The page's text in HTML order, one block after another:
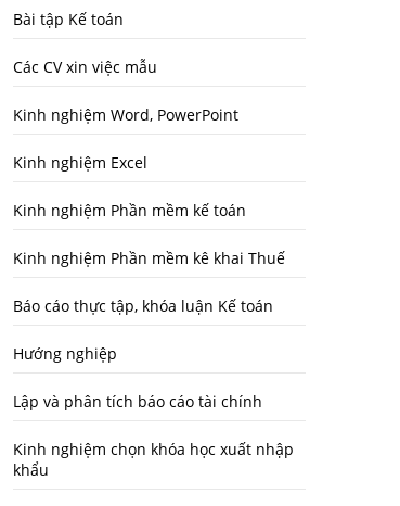
Bài tập Kế toán
Các CV xin việc mẫu
Kinh nghiệm Word, PowerPoint
Kinh nghiệm Excel
Kinh nghiệm Phần mềm kế toán
Kinh nghiệm Phần mềm kê khai Thuế
Báo cáo thực tập, khóa luận Kế toán
Hướng nghiệp
Lập và phân tích báo cáo tài chính
Kinh nghiệm chọn khóa học xuất nhập
khẩu